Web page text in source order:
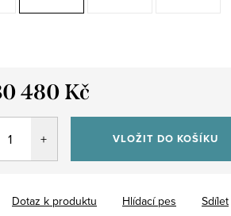
480 Kč
VLOŽIT DO KOŠÍKU
Dotaz k produktu Hlídací pes Sdílet